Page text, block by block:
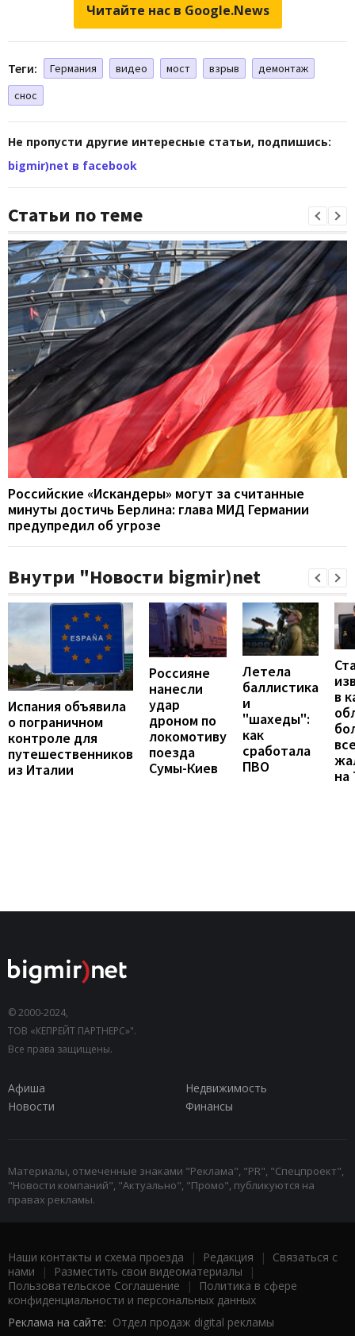
Читайте нас в Google.News
Теги: Германия видео мост взрыв
демонтаж
снос
Не пропусти другие интересные статьи, подпишись:
bigmir)net в facebook
Статьи по теме
Российские «Искандеры» могут за считанные
минуты достичь Берлина: глава МИД Германии
предупредил об угрозе
Внутри "Новости bigmir)net
Испания объявила
о пограничном
контроле для
путешественников
из Италии
Россияне
нанесли
удар
дроном по
локомотиву
поезда
Сумы-Киев
Летела
баллистика
и
"шахеды":
как
сработала
ПВО
в
на
© 2000-2024,
ТОВ «КЕПРЕЙТ ПАРТНЕРС»".
Все права защищены.
Афиша
Недвижимость
Новости
Финансы
Материалы, отмеченные знаками "Реклама", "PR", "Спецпроект",
"Новости компаний", "Актуально", "Промо", публикуются на
правах рекламы.
Наши контакты и схема проезда | Редакция | Связаться с
нами | Разместить свои видеоматериалы |
Пользовательское Соглашение |
Политика в сфере
конфиденциальности и персональных данных
Реклама на сайте: Отдел продаж digital рекламы